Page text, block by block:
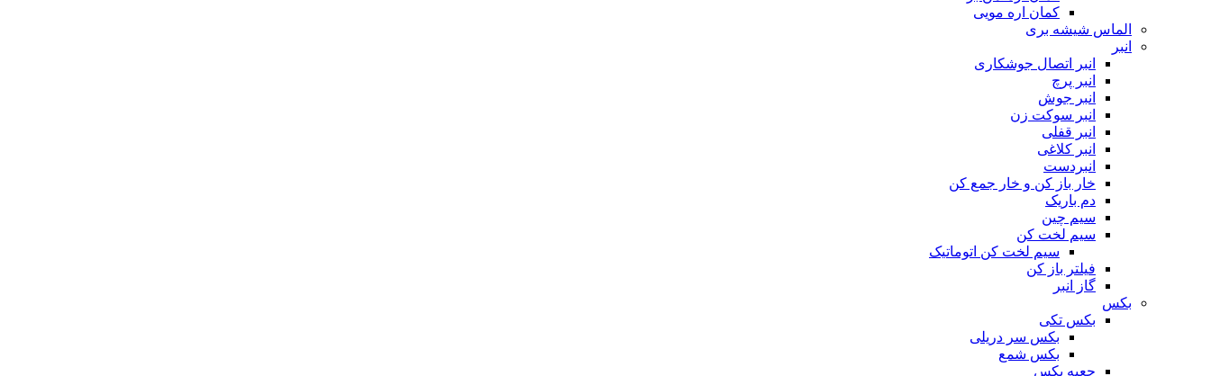
کمان اره مویی
الماس شیشه بری
انبر
انبر اتصال جوشکاری
انبر پرچ
انبر جوش
انبر سوکت زن
انبر قفلی
انبر کلاغی
انبردست
خار باز کن و خار جمع کن
دم باریک
سیم چین
سیم لخت کن
سیم لخت کن اتوماتیک
فیلتر باز کن
گاز انبر
بکس
بکس تکی
بکس سر دریلی
بکس شمع
جعبه بکس